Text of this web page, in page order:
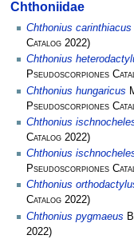
Chthoniidae
Chthonius carinthiacus
Catalog 2022)
Chthonius
Pseudoscorpiones
Chthonius hungaricus
Pseudoscorpiones
Chthonius
Catalog 2022)
Chthonius
Pseudoscorpiones
Chthonius
Catalog 2022)
Chthonius pygmaeus
2022)